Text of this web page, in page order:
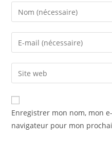
Enregistrer mon nom, mon
navigateur pour mon